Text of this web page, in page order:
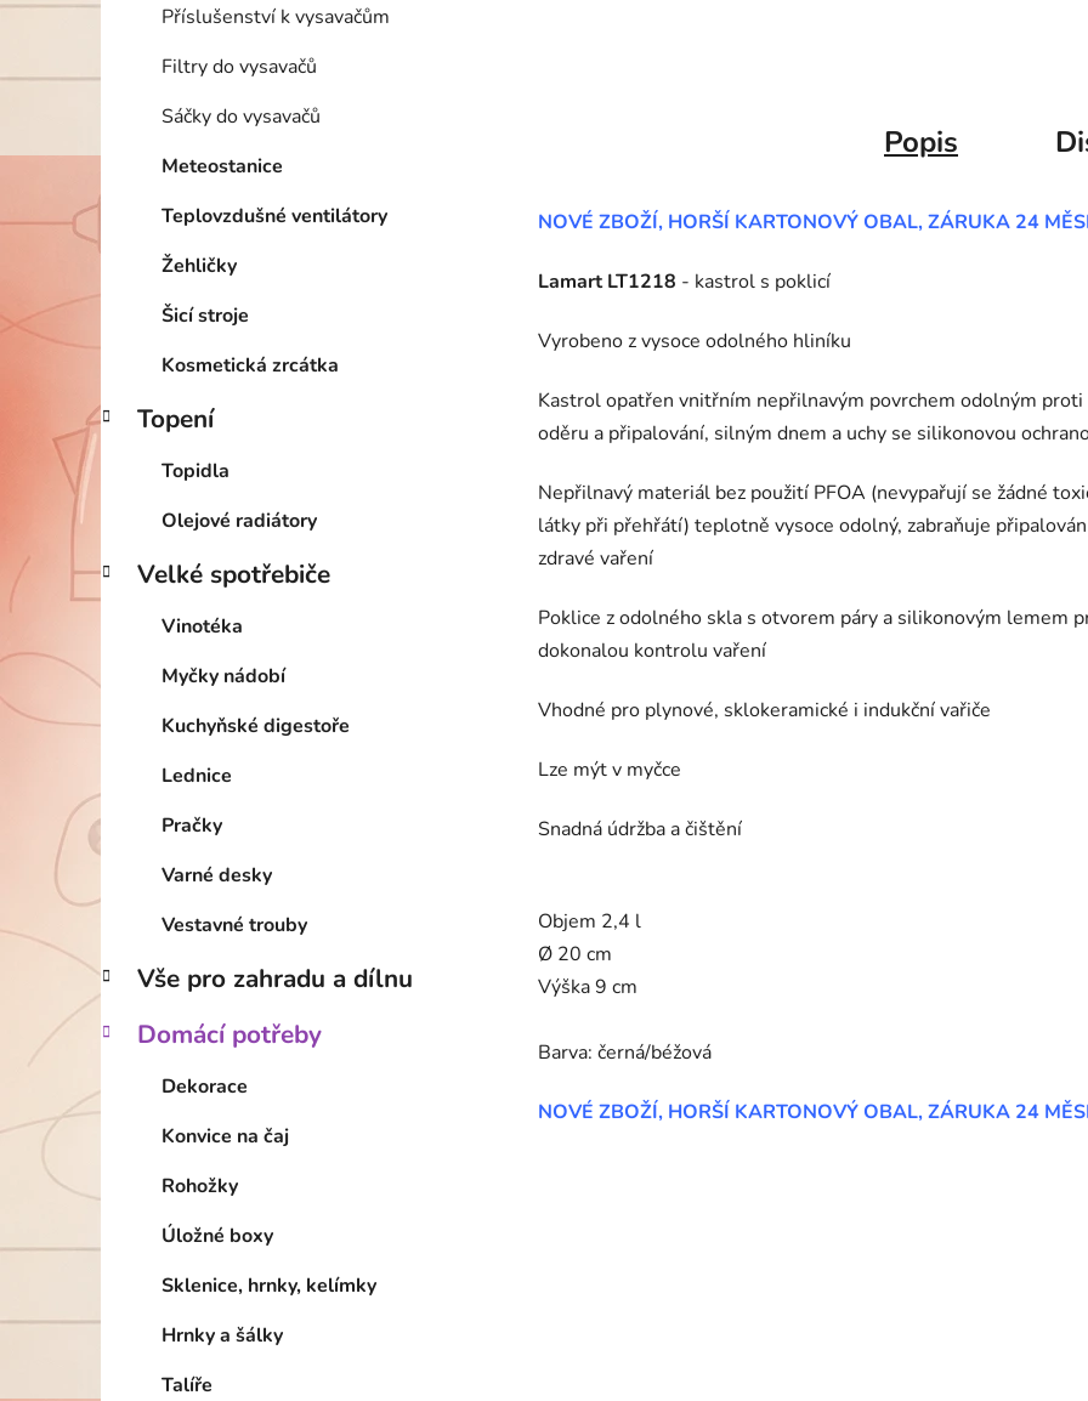
Příslušenství k vysavačům
Filtry do vysavačů
Sáčky do vysavačů
Meteostanice
Teplovzdušné ventilátory
Žehličky
Šicí stroje
Kosmetická zrcátka
Topení
Topidla
Olejové radiátory
Velké spotřebiče
Vinotéka
Myčky nádobí
Kuchyňské digestoře
Lednice
Pračky
Varné desky
Vestavné trouby
Vše pro zahradu a dílnu
Domácí potřeby
Dekorace
Konvice na čaj
Rohožky
Úložné boxy
Sklenice, hrnky, kelímky
Hrnky a šálky
Talíře
Popis
NOVÉ ZBOŽÍ, HORŠÍ KARTONOVÝ OBAL, ZÁRUKA 24
Lamart LT1218 - kastrol s poklicí
Vyrobeno z vysoce odolného hliníku
Kastrol opatřen vnitřním nepřilnavým povrchem odolným proti
oděru a připalování, silným dnem a uchy se silikonovou
Nepřilnavý materiál bez použití PFOA (nevypařují se žádné
látky při přehřátí) teplotně vysoce odolný, zabraňuje
zdravé vaření
Poklice z odolného skla s otvorem páry a silikonovým lemem
dokonalou kontrolu vaření
Vhodné pro plynové, sklokeramické i indukční vařiče
Lze mýt v myčce
Snadná údržba a čištění
Objem 2,4 l
Ø 20 cm
Výška 9 cm
Barva: černá/béžová
NOVÉ ZBOŽÍ, HORŠÍ KARTONOVÝ OBAL, ZÁRUKA 24